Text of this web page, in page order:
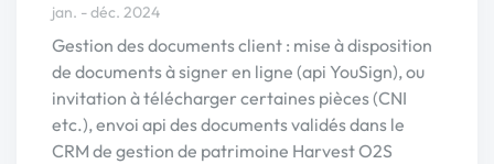
jan. - déc. 2024
Gestion des documents client : mise à disposition
de documents à signer en ligne (api YouSign), ou
invitation à télécharger certaines pièces (CNI
etc.), envoi api des documents validés dans le
CRM de gestion de patrimoine Harvest O2S